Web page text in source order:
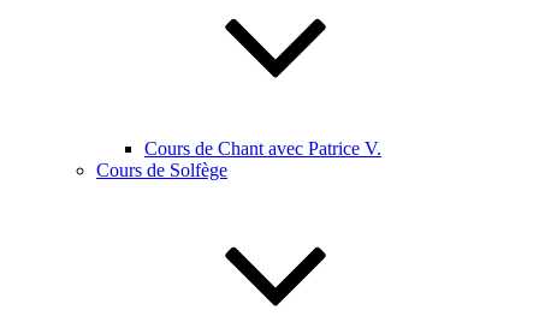
Cours de Chant avec Patrice V.
Cours de Solfège